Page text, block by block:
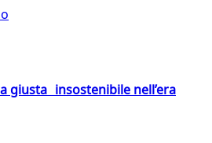
giusta insostenibile nell’era